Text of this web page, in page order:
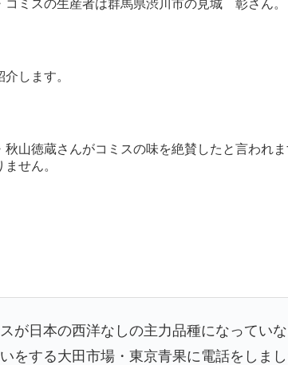
します。
秋山徳蔵さんがコミスの味を絶賛したと言われ
せん。
が日本の西洋なしの主力品種になってい
をする大田市場・東京青果に電話をしまし